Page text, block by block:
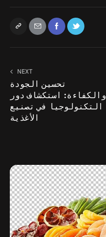
NEXT
تحسين الجودة
والكفاءة: استكشاف دور
التكنولوجيا في تصنيع
الأغذية